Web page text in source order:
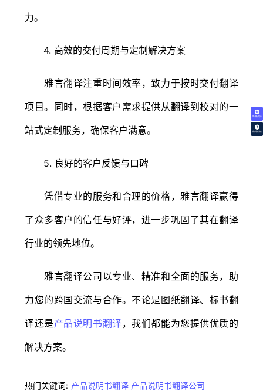
免费试译
翻译价格
力。
4. 高效的交付周期与定制解决方案
雅言翻译注重时间效率，致力于按时交付翻译
项目。同时，根据客户需求提供从翻译到校对的一
站式定制服务，确保客户满意。
5. 良好的客户反馈与口碑
凭借专业的服务和合理的价格，雅言翻译赢得
了众多客户的信任与好评，进一步巩固了其在翻译
行业的领先地位。
雅言翻译公司以专业、精准和全面的服务，助
力您的跨国交流与合作。不论是图纸翻译、标书翻
译还是产品说明书翻译，我们都能为您提供优质的
解决方案。
热门关键词: 产品说明书翻译 产品说明书翻译公司